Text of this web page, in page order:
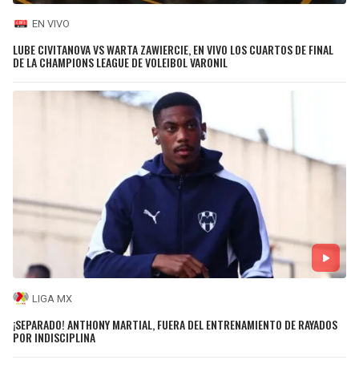
EN VIVO
LUBE CIVITANOVA VS WARTA ZAWIERCIE, EN VIVO LOS CUARTOS DE FINAL
DE LA CHAMPIONS LEAGUE DE VOLEIBOL VARONIL
LIGA MX
¡SEPARADO! ANTHONY MARTIAL, FUERA DEL ENTRENAMIENTO DE RAYADOS
POR INDISCIPLINA